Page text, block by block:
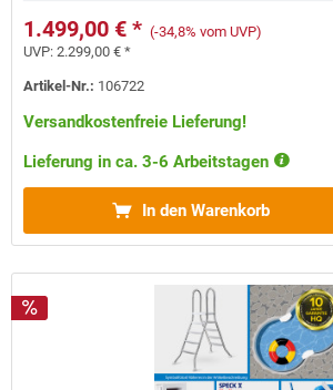
1.499,00 € * (-34,8% vom UVP)
UVP:2.299,00 € *
Artikel-Nr.: 106722
Versandkostenfreie Lieferung!
Lieferung in ca. 3-6 Arbeitstagen
In den Warenkorb